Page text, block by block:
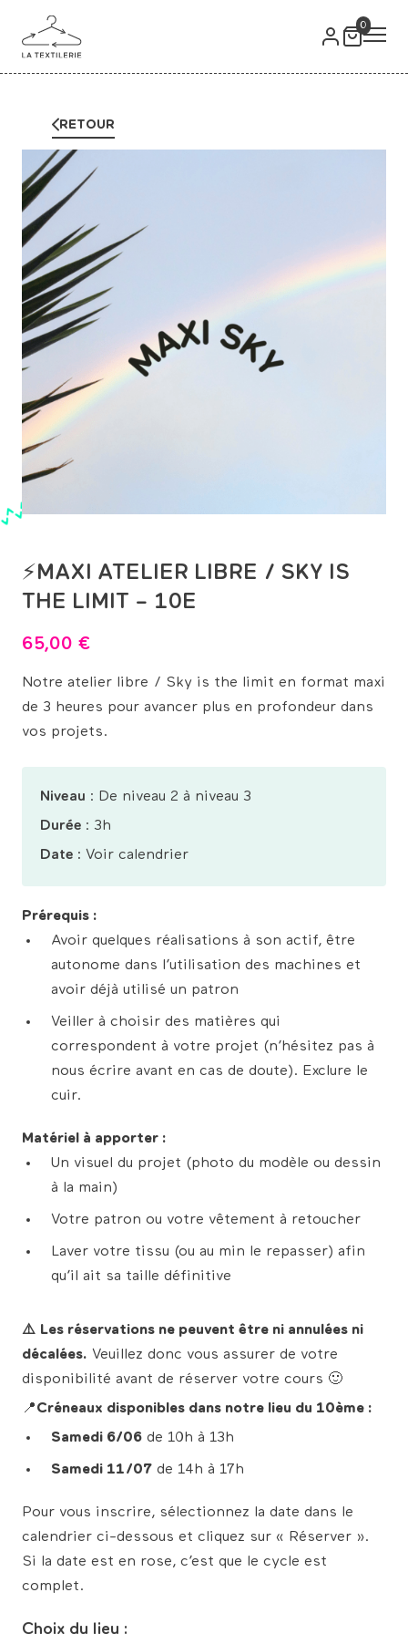
0
RETOUR
⚡MAXI ATELIER LIBRE / SKY IS
THE LIMIT – 10E
65,00 €
Notre atelier libre / Sky is the limit en format maxi
de 3 heures pour avancer plus en profondeur dans
vos projets.
Niveau : De niveau 2 à niveau 3
Durée : 3h
Date : Voir calendrier
Prérequis :
Avoir quelques réalisations à son actif, être
autonome dans l’utilisation des machines et
avoir déjà utilisé un patron
Veiller à choisir des matières qui
correspondent à votre projet (n’hésitez pas à
nous écrire avant en cas de doute). Exclure le
cuir.
Matériel à apporter :
Un visuel du projet (photo du modèle ou dessin
à la main)
Votre patron ou votre vêtement à retoucher
Laver votre tissu (ou au min le repasser) afin
qu’il ait sa taille définitive
⚠️ Les réservations ne peuvent être ni annulées ni
décalées. Veuillez donc vous assurer de votre
disponibilité avant de réserver votre cours 🙂
📍Créneaux disponibles dans notre lieu du 10ème :
Samedi 6/06 de 10h à 13h
Samedi 11/07 de 14h à 17h
Pour vous inscrire, sélectionnez la date dans le
calendrier ci-dessous et cliquez sur « Réserver ».
Si la date est en rose, c’est que le cycle est
complet.
Choix du lieu :